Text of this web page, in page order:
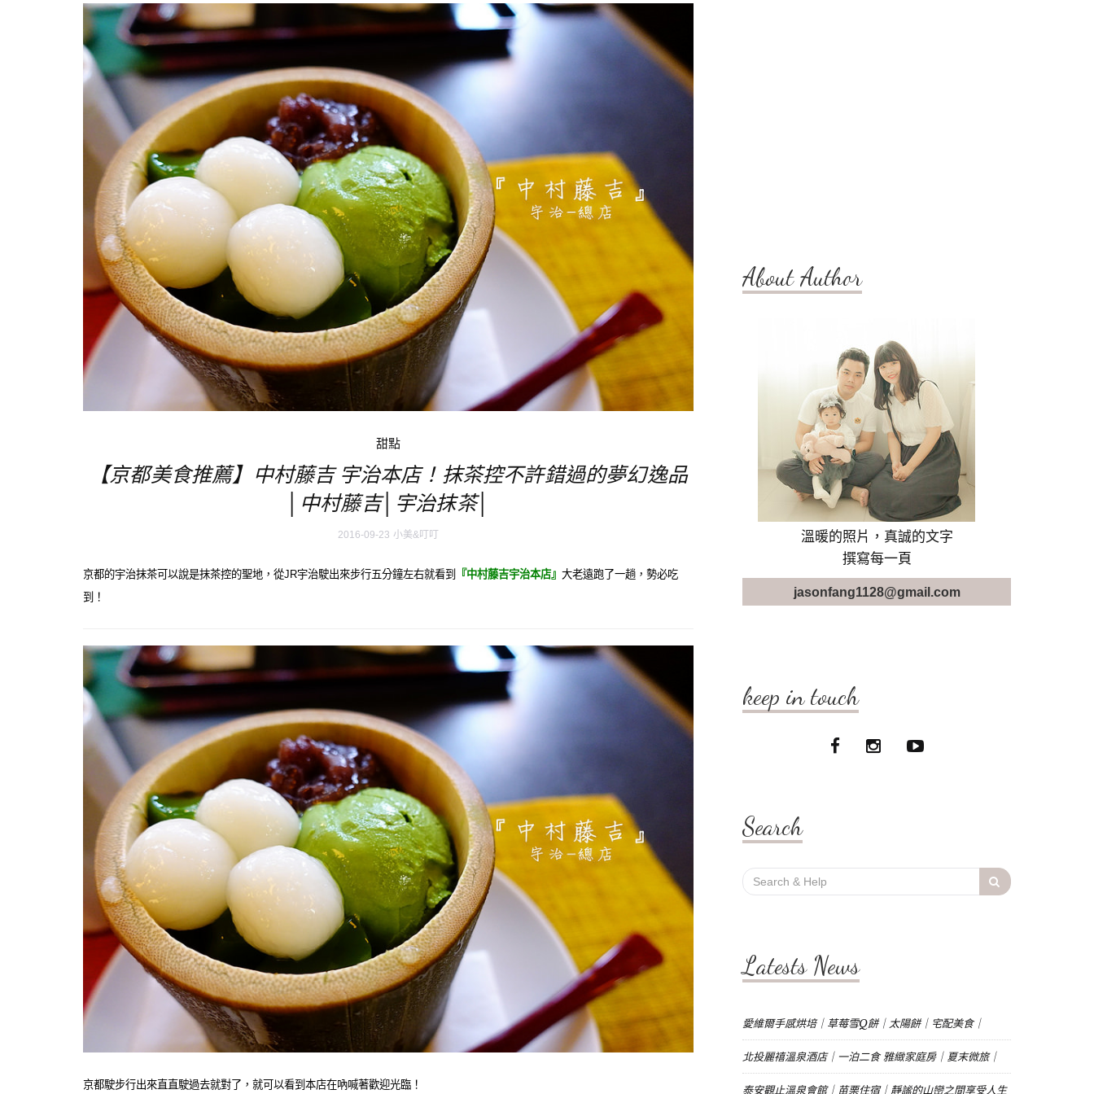
甜點
【京都美食推薦】中村藤吉 宇治本店！抹茶控不許錯過的夢幻逸品
│中村藤吉│宇治抹茶│
2016-09-23 小美&叮叮
京都的宇治抹茶可以說是抹茶控的聖地，從JR宇治駛出來步行五分鐘左右就看到 『中村藤吉宇治本店』 大老遠跑了一趟，勢必吃
到！
京都駛步行出來直直駛過去就對了，就可以看到本店在吶喊著歡迎光臨！
About Author
溫暖的照片，真誠的文字
撰寫每一頁
jasonfang1128@gmail.com
keep in touch
Search
Search
for:
Latests News
愛維爾手感烘培｜草莓雪Q餅｜太陽餅｜宅配美食｜
北投麗禧溫泉酒店｜一泊二食 雅緻家庭房｜夏末微旅｜
泰安觀止溫泉會館｜苗栗住宿｜靜謐的山巒之間享受人生